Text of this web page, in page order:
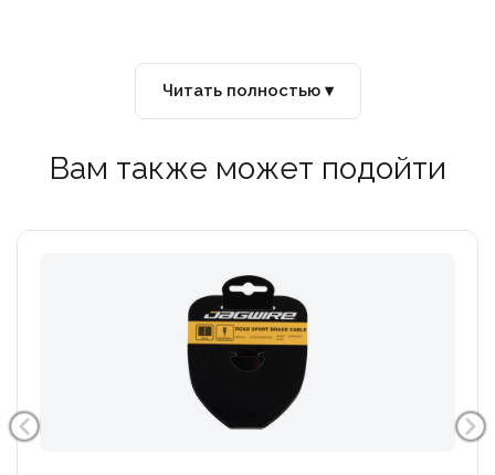
Читать полностью ▾
Вам также может подойти